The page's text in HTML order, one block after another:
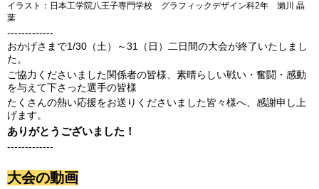
イラスト：日本工学院八王子専門学校 グラフィックデザイン科2年 瀨川 晶
葉
-------------
おかげさまで1/30（土）～31（日）二日間の大会が終了いたしまし
た。
ご協力くださいました関係者の皆様、素晴らしい戦い・奮闘・感動
を与えて下さった選手の皆様
たくさんの熱い応援をお送りくださいました皆々様へ、感謝申し上
げます。
ありがとうございました！
-------------
大会の動画